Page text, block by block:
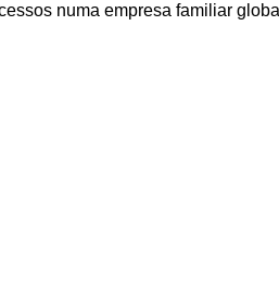
numa empresa familiar